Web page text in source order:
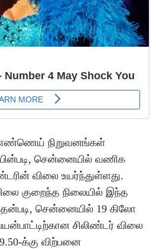
நிறுவனங்கள்
சென்னையில் வணிக
விலை உயர்ந்துள்ளது.
குறைந்த நிலையில் இந்த
சென்னையில் 19 கிலோ
சிலிண்டர் விலை
க்கு விற்பனை